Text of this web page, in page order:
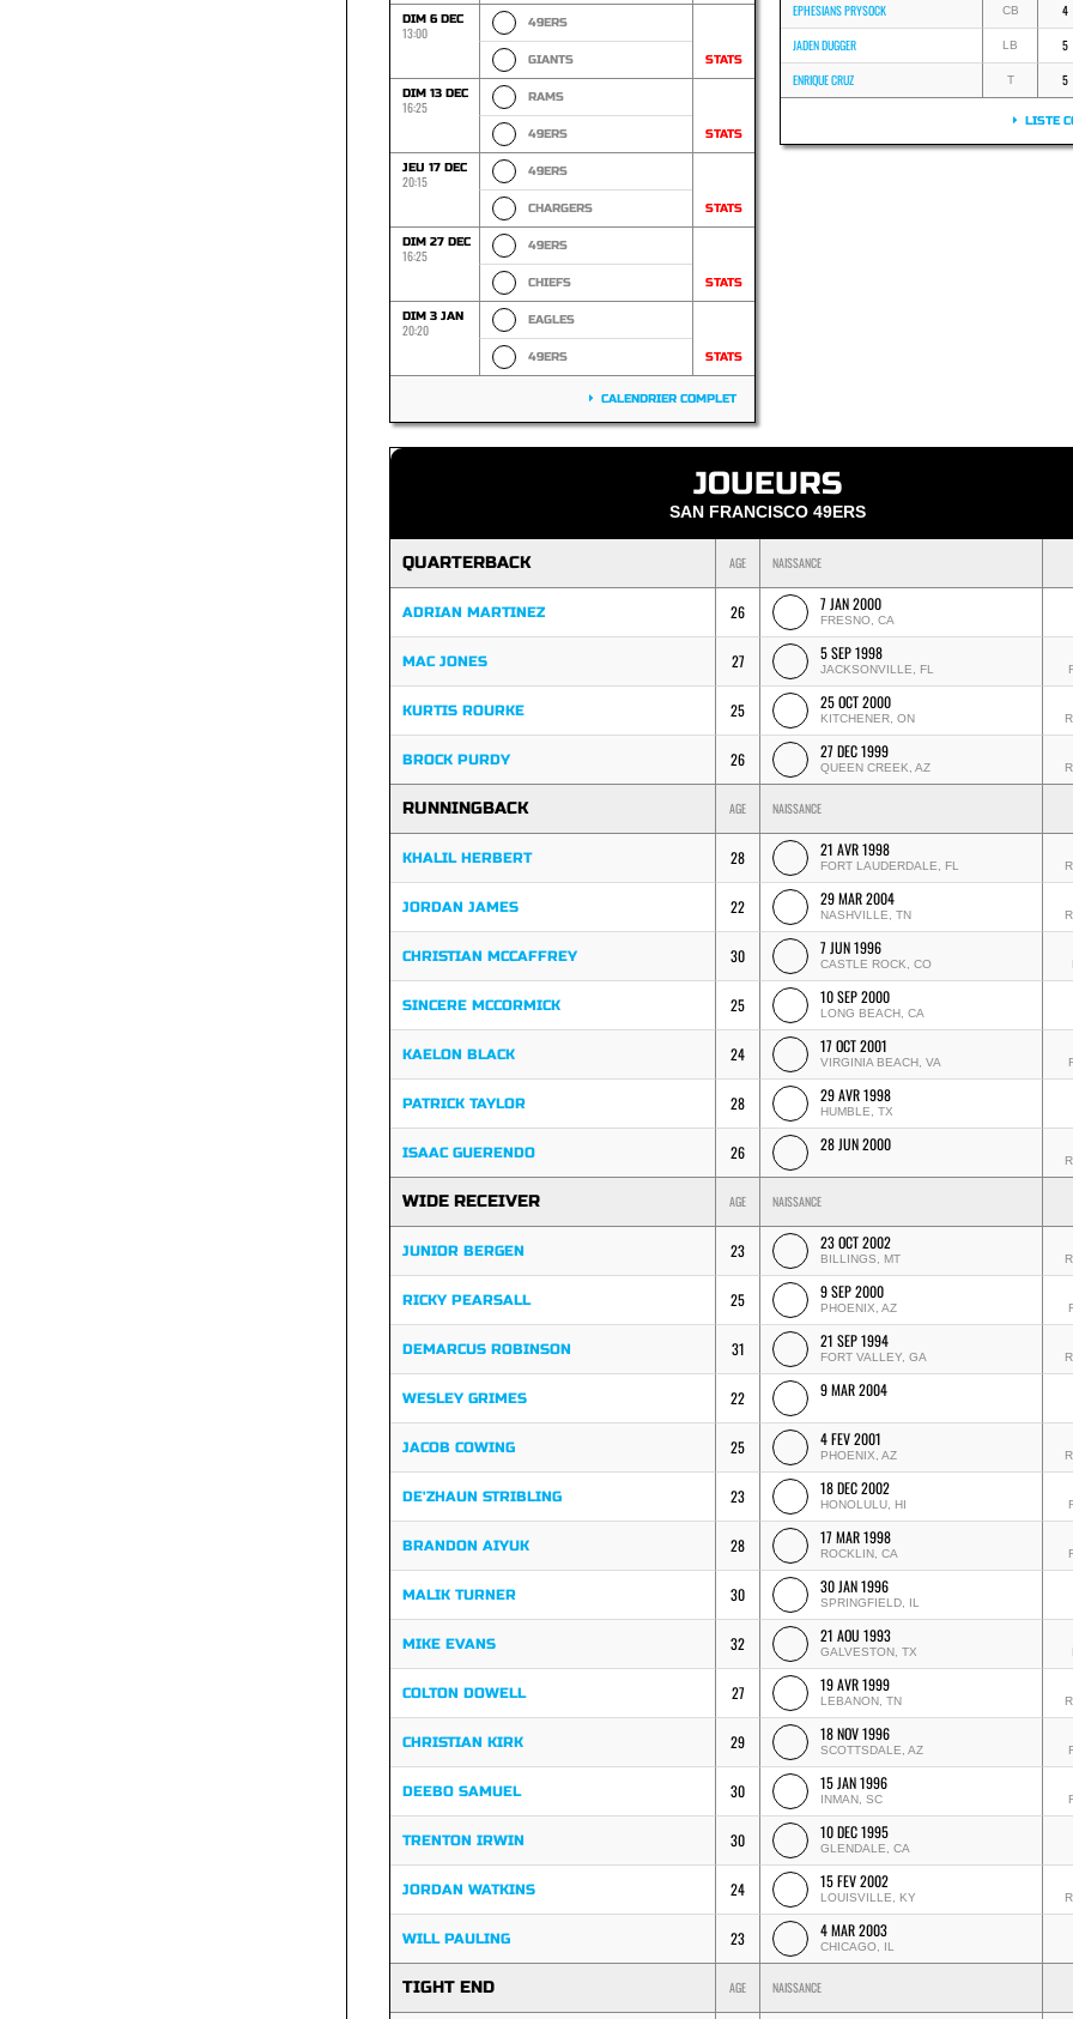
DIM 6 DEC
13:00
49ERS
GIANTS STATS
DIM 13 DEC
16:25
RAMS
49ERS STATS
JEU 17 DEC
20:15
49ERS
CHARGERS STATS
DIM 27 DEC
16:25
49ERS
CHIEFS STATS
DIM 3 JAN
20:20
EAGLES
49ERS STATS
CALENDRIER COMPLET
EPHESIANS PRYSOCK
CB 4
JADEN DUGGER
LB 5
ENRIQUE CRUZ
T 5
LISTE
JOUEURS
SAN FRANCISCO 49ERS
QUARTERBACK AGE NAISSANCE
ADRIAN MARTINEZ 26 7 JAN 2000
FRESNO, CA
MAC JONES 27 5 SEP 1998
JACKSONVILLE, FL
KURTIS ROURKE 25 25 OCT 2000
KITCHENER, ON
BROCK PURDY 26 27 DEC 1999
QUEEN CREEK, AZ
RUNNINGBACK AGE NAISSANCE
KHALIL HERBERT 28 21 AVR 1998
FORT LAUDERDALE, FL
JORDAN JAMES 22 29 MAR 2004
NASHVILLE, TN
CHRISTIAN MCCAFFREY 30 7 JUN 1996
CASTLE ROCK, CO
SINCERE MCCORMICK 25 10 SEP 2000
LONG BEACH, CA
KAELON BLACK 24 17 OCT 2001
VIRGINIA BEACH, VA
PATRICK TAYLOR 28 29 AVR 1998
HUMBLE, TX
ISAAC GUERENDO 26 28 JUN 2000
WIDE RECEIVER AGE NAISSANCE
JUNIOR BERGEN 23 23 OCT 2002
BILLINGS, MT
RICKY PEARSALL 25 9 SEP 2000
PHOENIX, AZ
DEMARCUS ROBINSON 31 21 SEP 1994
FORT VALLEY, GA
WESLEY GRIMES 22 9 MAR 2004
JACOB COWING 25 4 FEV 2001
PHOENIX, AZ
DE'ZHAUN STRIBLING 23 18 DEC 2002
HONOLULU, HI
BRANDON AIYUK 28 17 MAR 1998
ROCKLIN, CA
MALIK TURNER 30 30 JAN 1996
SPRINGFIELD, IL
MIKE EVANS 32 21 AOU 1993
GALVESTON, TX
COLTON DOWELL 27 19 AVR 1999
LEBANON, TN
CHRISTIAN KIRK 29 18 NOV 1996
SCOTTSDALE, AZ
DEEBO SAMUEL 30 15 JAN 1996
INMAN, SC
TRENTON IRWIN 30 10 DEC 1995
GLENDALE, CA
JORDAN WATKINS 24 15 FEV 2002
LOUISVILLE, KY
WILL PAULING 23 4 MAR 2003
CHICAGO, IL
TIGHT END AGE NAISSANCE